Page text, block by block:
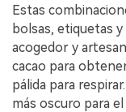
Estas
bolsas, etiquetas
acogedor y
cacao para
pálida para
más oscuro para